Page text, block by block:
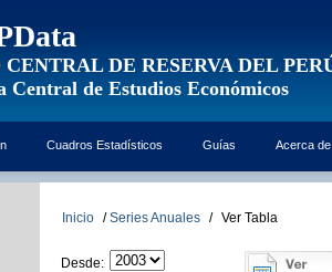
CENTRAL DE RESERVA DEL
Central de Estudios Económicos
Cuadros Estadísticos Guías Acerca de
Inicio / Series Anuales / Ver Tabla
Desde: